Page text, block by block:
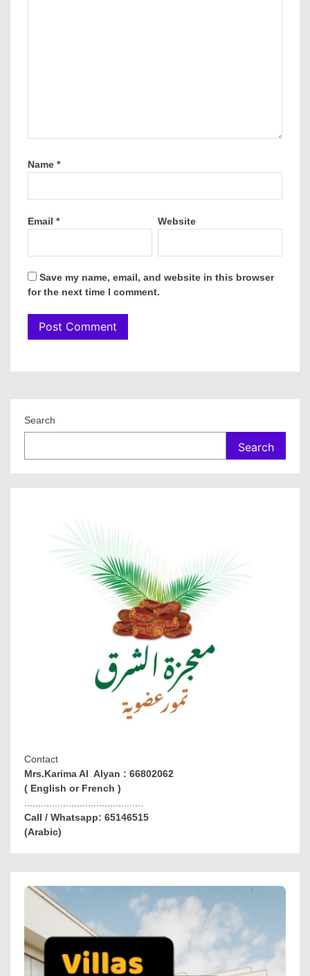
Name *
Email * Website
Save my name, email, and website in this browser
for the next time I comment.
Search
Search
Contact
Mrs.Karima Al Alyan : 66802062
( English or French )
...........................................
Call / Whatsapp: 65146515
(Arabic)